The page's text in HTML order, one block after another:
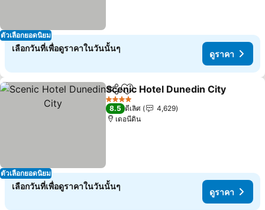
ตัวเลือกยอดนิยม
เลือกวันที่เพื่อดูราคาในวันนั้นๆ
ดูราคา
ตัวเลือกยอดนิยม
แชร์ เพิ่มในรายการโปรด
Scenic Hotel Dunedin City
4 ดาว
8.5 ดีเลิศ
4,629
เดอนีดิน
เลือกวันที่เพื่อดูราคาในวันนั้นๆ
ดูราคา